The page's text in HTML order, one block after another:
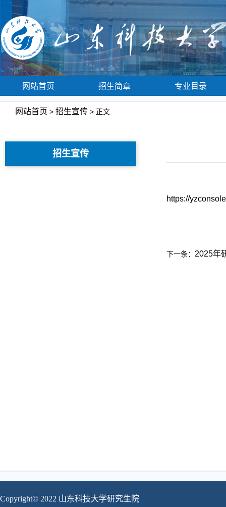
网站首页 招生简章 专业目录
网站首页 > 招生宣传 > 正文
招生宣传
https://
下一条： 2025年
Copyright© 2022 山东科技大学研究生院